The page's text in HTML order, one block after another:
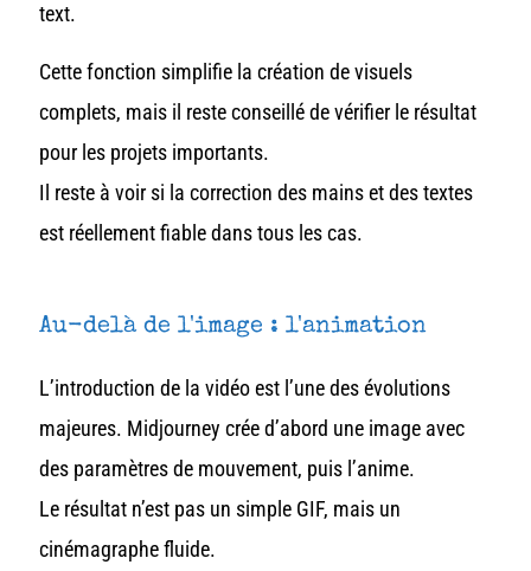
text.
Cette fonction simplifie la création de visuels
complets, mais il reste conseillé de vérifier le résultat
pour les projets importants.
Il reste à voir si la correction des mains et des textes
est réellement fiable dans tous les cas.
Au-delà de l'image : l'animation
L’introduction de la vidéo est l’une des évolutions
majeures. Midjourney crée d’abord une image avec
des paramètres de mouvement, puis l’anime.
Le résultat n’est pas un simple GIF, mais un
cinémagraphe fluide.